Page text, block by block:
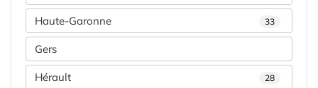
Haute-Garonne 33
Gers
Hérault 28